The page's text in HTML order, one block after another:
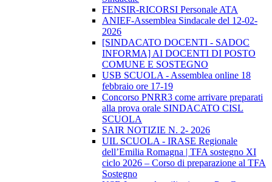
FENSIR-RICORSI Personale ATA
ANIEF-Assemblea Sindacale del 12-02-
2026
[SINDACATO DOCENTI - SADOC
INFORMA] AI DOCENTI DI POSTO
COMUNE E SOSTEGNO
USB SCUOLA - Assemblea online 18
febbraio ore 17-19
Concorso PNRR3 come arrivare preparati
alla prova orale SINDACATO CISL
SCUOLA
SAIR NOTIZIE N. 2- 2026
UIL SCUOLA - IRASE Regionale
dell’Emilia Romagna | TFA sostegno XI
ciclo 2026 – Corso di preparazione al TFA
Sostegno